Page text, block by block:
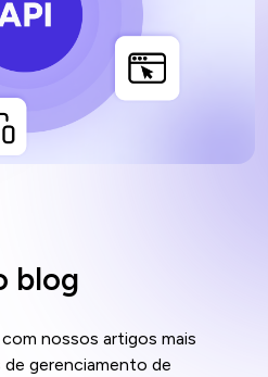
blog
nossos artigos mais
gerenciamento de